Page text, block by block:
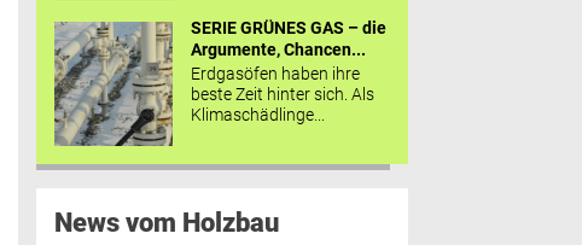
SERIE GRÜNES GAS – die
Argumente, Chancen...
Erdgasöfen haben ihre
beste Zeit hinter sich. Als
Klimaschädlinge...
News vom Holzbau